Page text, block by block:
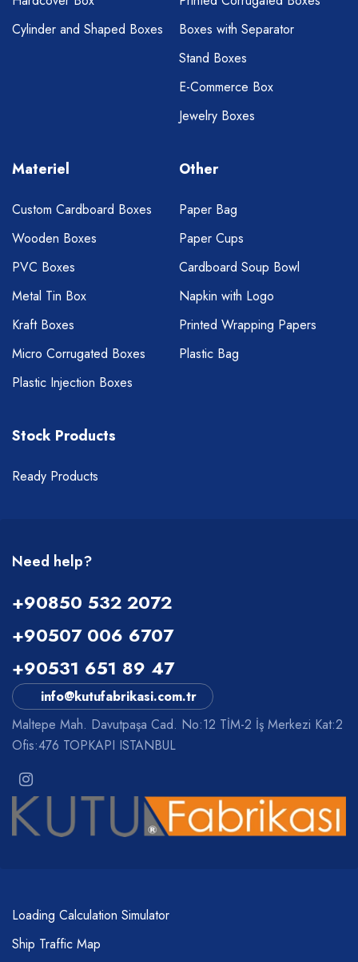
Cylinder and Shaped Boxes
Boxes with Separator
Stand Boxes
E-Commerce Box
Jewelry Boxes
Materiel
Custom Cardboard Boxes
Wooden Boxes
PVC Boxes
Metal Tin Box
Kraft Boxes
Micro Corrugated Boxes
Plastic Injection Boxes
Other
Paper Bag
Paper Cups
Cardboard Soup Bowl
Napkin with Logo
Printed Wrapping Papers
Plastic Bag
Stock Products
Ready Products
Need help?
+90850 532 2072
+90507 006 6707
+90531 651 89 47
info@kutufabrikasi.com.tr
Maltepe Mah. Davutpaşa Cad. No:12 TİM-2 İş Merkezi Kat:2
Ofis:476 TOPKAPI ISTANBUL
Loading Calculation Simulator
Ship Traffic Map